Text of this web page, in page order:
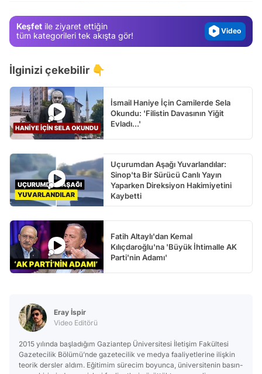
Keşfet ile ziyaret ettiğin
tüm kategorileri tek akışta gör!
Video
İlginizi çekebilir 👇
İsmail Haniye İçin Camilerde Sela
Okundu: 'Filistin Davasının Yiğit
Evladı...'
Uçurumdan Aşağı Yuvarlandılar:
Sinop'ta Bir Sürücü Canlı Yayın
Yaparken Direksiyon Hakimiyetini
Kaybetti
Fatih Altaylı'dan Kemal
Kılıçdaroğlu'na 'Büyük İhtimalle AK
Parti'nin Adamı'
Eray İspir
Video Editörü
2015 yılında başladığım Gaziantep Üniversitesi İletişim Fakültesi
Gazetecilik Bölümü’nde gazetecilik ve medya faaliyetlerine ilişkin
teorik dersler aldım. Eğitimim sürecim boyunca, üniversitenin basın-